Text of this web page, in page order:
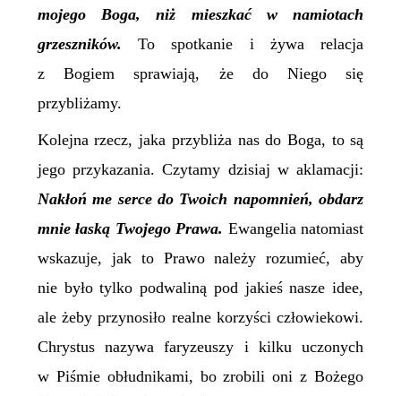
mojego Boga, niż mieszkać w namiotach
grzeszników.
To spotkanie i żywa relacja
z Bogiem sprawiają, że do Niego się
przybliżamy.
Kolejna rzecz, jaka przybliża nas do Boga, tosą
jego przykazania. Czytamy dzisiaj w aklamacji:
Nakłoń me serce do Twoich napomnień, obdarz
mnie łaską Twojego Prawa. Ewangelia natomiast
wskazuje, jak to Prawo należy rozumieć, aby
nie było tylko podwaliną pod jakieś nasze idee,
ale żeby przynosiło realne korzyści człowiekowi.
Chrystus nazywa faryzeuszy i kilku uczonych
w Piśmie obłudnikami, bo zrobili oni z Bożego